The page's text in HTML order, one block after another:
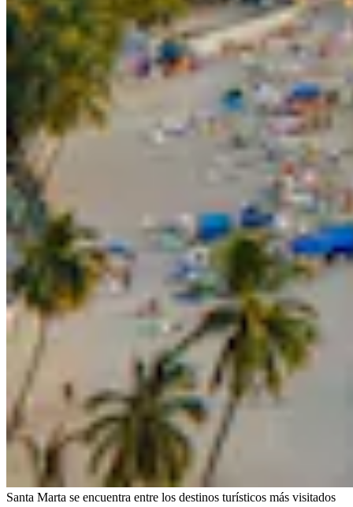
Santa Marta se encuentra entre los destinos turísticos más visitados